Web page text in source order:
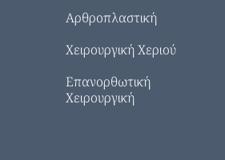
Αρθροπλαστική
Χειρουργική Χεριού
Επανορθωτική
Χειρουργική